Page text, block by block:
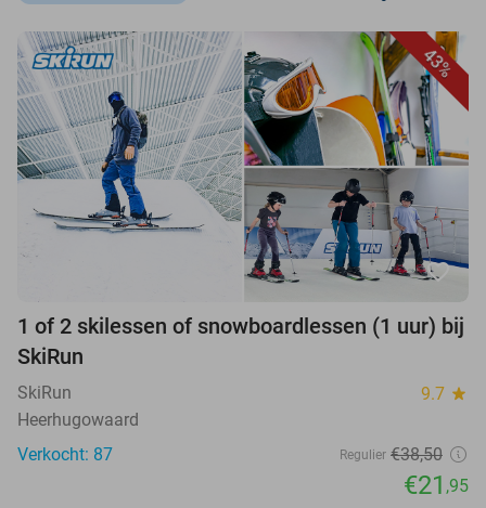
43%
favorite_border
1 of 2 skilessen of snowboardlessen (1 uur) bij
SkiRun
SkiRun 9.7 star
Heerhugowaard
Verkocht: 87
Regulier €38,50
€21 ,95